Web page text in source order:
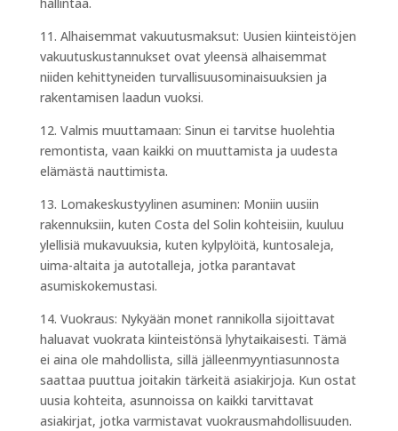
11. Alhaisemmat vakuutusmaksut: Uusien kiinteistöjen
vakuutuskustannukset ovat yleensä alhaisemmat
niiden kehittyneiden turvallisuusominaisuuksien ja
rakentamisen laadun vuoksi.
12. Valmis muuttamaan: Sinun ei tarvitse huolehtia
remontista, vaan kaikki on muuttamista ja uudesta
elämästä nauttimista.
13. Lomakeskustyylinen asuminen: Moniin uusiin
rakennuksiin, kuten Costa del Solin kohteisiin, kuuluu
ylellisiä mukavuuksia, kuten kylpylöitä, kuntosaleja,
uima-altaita ja autotalleja, jotka parantavat
asumiskokemustasi.
14. Vuokraus: Nykyään monet rannikolla sijoittavat
haluavat vuokrata kiinteistönsä lyhytaikaisesti. Tämä
ei aina ole mahdollista, sillä jälleenmyyntiasunnosta
saattaa puuttua joitakin tärkeitä asiakirjoja. Kun ostat
uusia kohteita, asunnoissa on kaikki tarvittavat
asiakirjat, jotka varmistavat vuokrausmahdollisuuden.